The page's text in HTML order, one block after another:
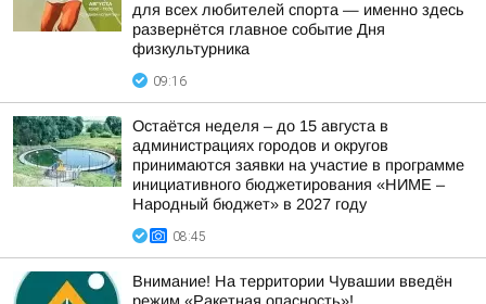
для всех любителей спорта — именно здесь
развернётся главное событие Дня
физкультурника
09:16
Остаётся неделя – до 15 августа в
администрациях городов и округов
принимаются заявки на участие в программе
инициативного бюджетирования «НИМЕ –
Народный бюджет» в 2027 году
08:45
Внимание! На территории Чувашии введён